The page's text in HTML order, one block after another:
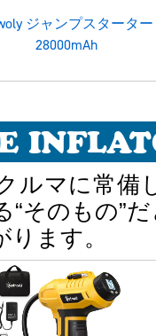
ジャンプスターター
28000mAh
ルマに常備
“そのもの”
ます。